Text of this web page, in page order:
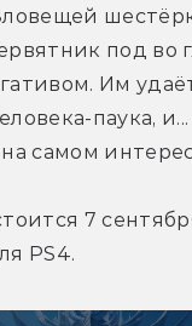
под во
Им
паука,
самом
7
PS4.